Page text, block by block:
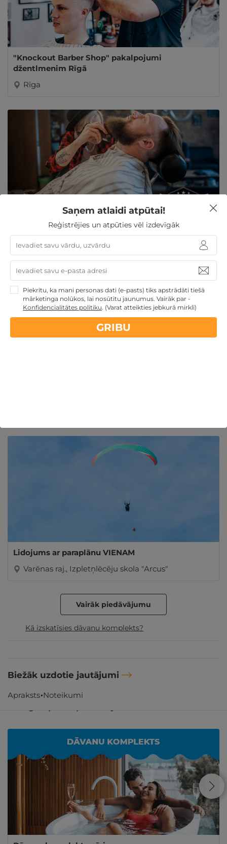
"Knockout Barber Shop" pakalpojumi
džentlmenim Rīgā
Rīga
"Knockout Barber Shop" pakalpojumi
džentlmenim Jelgavā
Jelgava, Knockout Barber Shop Jelgavā
Lidojums ar paraplānu VIENAM
Varēnas raj., Izpletņlēcēju skola "Arcus"
Vairāk piedāvājumu
Kā izskatīsies dāvanu komplekts?
Biežāk uzdotie jautājumi
Apraksts Noteikumi
Saņem atlaidi atpūtai!
Reģistrējies un atpūties vēl izdevīgāk
Piekrītu, ka mani personas dati (e-pasts) tiks apstrādāti tiešā
mārketinga nolūkos, lai nosūtītu jaunumus. Vairāk par -
Konfidencialitātes politiku. (Varat atteikties jebkurā mirklī)
GRIBU